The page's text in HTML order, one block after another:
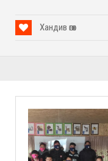
Хандив өгөх